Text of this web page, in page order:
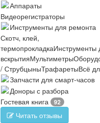
Аппараты
Видеорегистраторы
Инструменты для ремонта
Скотч, клей,
термопрокладкаИнструменты
вскрытияМультиметры
/ СтрубцыныТрафаретыВсё
Запчасти для смарт-часов
Доноры с разбора
Гостевая книга
92
Читать отзывы